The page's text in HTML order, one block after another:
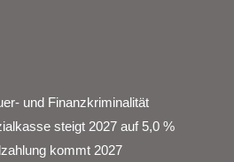
und Finanzkriminalität
steigt 2027 auf 5,0 %
kommt 2027